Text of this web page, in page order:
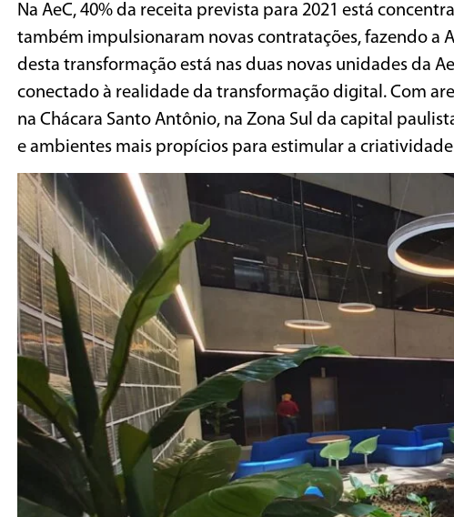
Na AeC, 40% da receita prevista para 2021 está
também impulsionaram novas contratações, fazendo a
desta transformação está nas duas novas unidades da
conectado à realidade da transformação digital. Com
na Chácara Santo Antônio, na Zona Sul da capital
e ambientes mais propícios para estimular a